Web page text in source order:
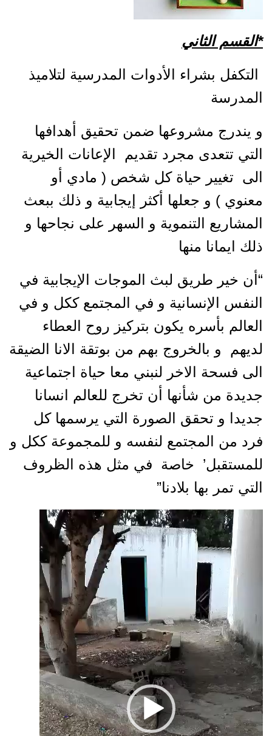
*القسم الثاني
التكفل بشراء الأدوات المدرسية لتلاميذ
المدرسة
و يندرج مشروعها ضمن تحقيق أهدافها
التي تتعدى مجرد تقديم الإعانات الخيرية
الى تغيير حياة كل شخص ( مادي أو
معنوي ) و جعلها أكثر إيجابية و ذلك ببعث
المشاريع التنموية و السهر على نجاحها و
ذلك ايمانا منها
“أن خير طريق لبث الموجات الإيجابية في
النفس الإنسانية و في المجتمع ككل و في
العالم بأسره يكون بتركيز روح العطاء
لديهم و بالخروج بهم من بوتقة الانا الضيقة
الى فسحة الاخر لنبني معا حياة اجتماعية
جديدة من شأنها أن تخرج للعالم انسانا
جديدا و تحقق الصورة التي يرسمها كل
فرد من المجتمع لنفسه و للمجموعة ككل و
للمستقبل’ خاصة في مثل هذه الظروف
التي تمر بها بلادنا”